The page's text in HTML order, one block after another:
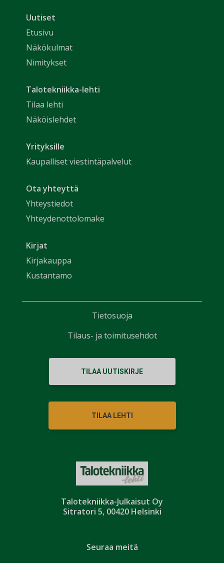
Talotekniikka-Julkaisut Oy
Sitratori 5, 00420 Helsinki
Uutiset
Etusivu
Näkökulmat
Nimitykset
Talotekniikka-lehti
Tilaa lehti
Näköislehdet
Yrityksille
Kaupalliset viestintäpalvelut
Ota yhteyttä
Yhteystiedot
Yhteydenottolomake
Kirjat
Kirjakauppa
Kustantamo
TILAA UUTISKIRJE
TILAA LEHTI
Seuraa meitä
Tietosuoja
Tilaus- ja toimitusehdot